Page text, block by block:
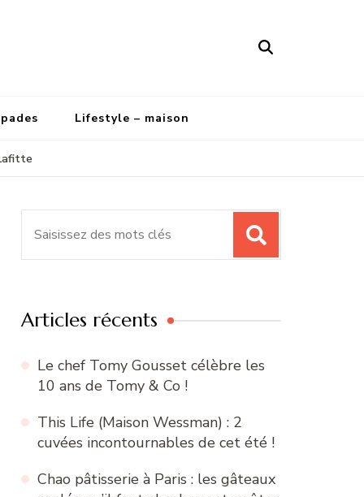
Lifestyle – maison
Articles récents
Le chef Tomy Gousset célèbre les
10 ans de Tomy & Co !
This Life (Maison Wessman) : 2
cuvées incontournables de cet été !
Chao pâtisserie à Paris : les gâteaux